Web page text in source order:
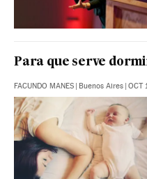
Para que serve
FACUNDO MANES | Buenos Aires | OCT